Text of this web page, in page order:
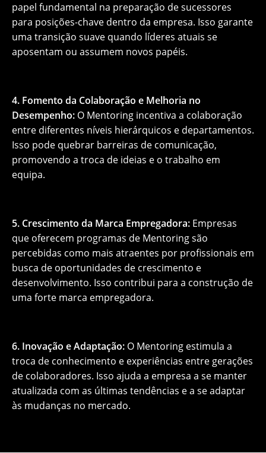
papel fundamental na preparação de sucessores
para posições-chave dentro da empresa. Isso garante
uma transição suave quando líderes atuais se
aposentam ou assumem novos papéis.
4. Fomento da Colaboração e Melhoria no
Desempenho: O Mentoring incentiva a colaboração
entre diferentes níveis hierárquicos e departamentos.
Isso pode quebrar barreiras de comunicação,
promovendo a troca de ideias e o trabalho em
equipa.
5. Crescimento da Marca Empregadora: Empresas
que oferecem programas de Mentoring são
percebidas como mais atraentes por profissionais em
busca de oportunidades de crescimento e
desenvolvimento. Isso contribui para a construção de
uma forte marca empregadora.
6. Inovação e Adaptação: O Mentoring estimula a
troca de conhecimento e experiências entre gerações
de colaboradores. Isso ajuda a empresa a se manter
atualizada com as últimas tendências e a se adaptar
às mudanças no mercado.